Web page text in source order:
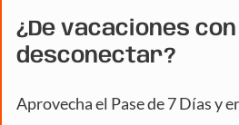
¿De vacaciones
desconectar?
Aprovecha el Pase de 7 Días y